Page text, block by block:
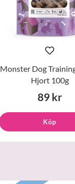
Monster Dog
Hjort 100g
89 kr
Köp